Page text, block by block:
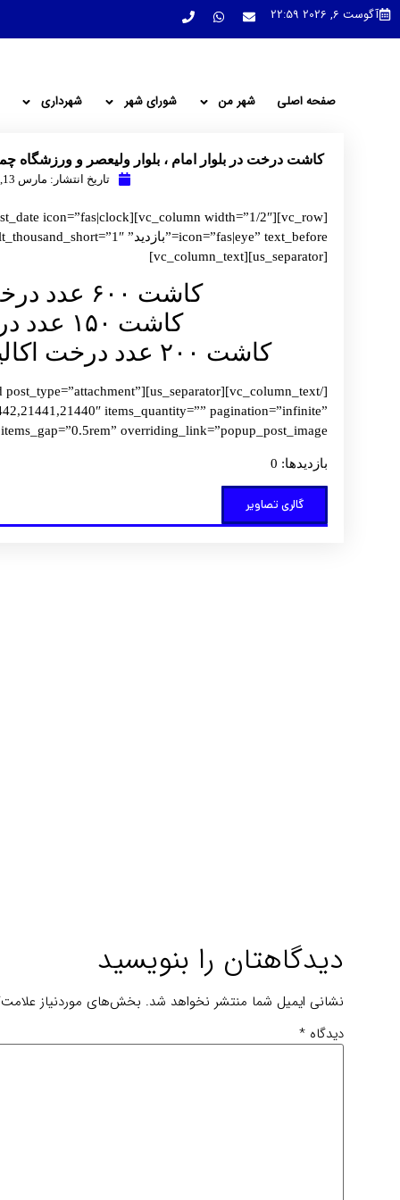
آگوست 6, 2026 22:59
صفحه اصلی شهر من شورای شهر شهرداری
کاشت درخت در بلوار امام ، بلوار ولیعصر و ورزشگاه
تاریخ انتشار: مارس 13, 2022
[us_separator][vc_column_text]
کاشت ۶۰۰ عدد درخت سرو شیراز در بلوار امام
کاشت ۱۵۰ عدد درخت توت در بلوار ولیعصر
کاشت ۲۰۰ عدد درخت اکالیپتوس در ورزشگاه چمن شهرداری
post_type=”attachment”
items_quantity=”” pagination=”infinite”
overriding_link=”popup_post_image”][/vc_column][/vc_row]
بازدیدها: 0
گالری تصاویر
دیدگاهتان را بنویسید
نشانی ایمیل شما منتشر نخواهد شد. بخش‌های موردنیاز
دیدگاه *